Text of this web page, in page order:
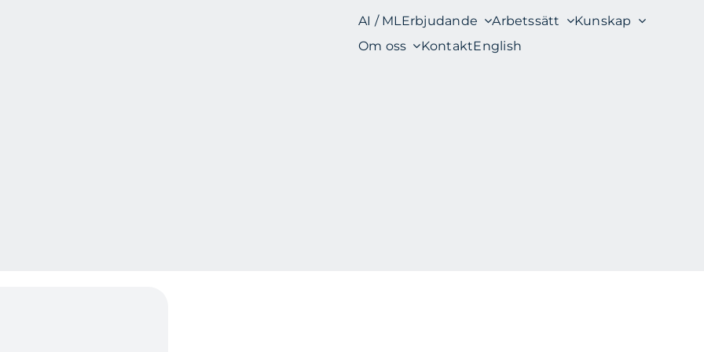
AI / ML Erbjudande Arbetssätt
Kunskap
Om oss
KontaktEnglish